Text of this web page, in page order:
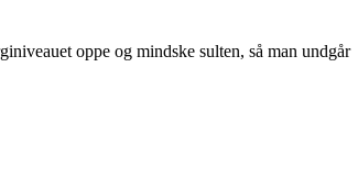
oppe og mindske sulten, så man undgår